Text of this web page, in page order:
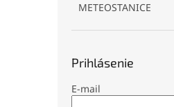
METEOSTANICE
Prihlásenie
E-mail